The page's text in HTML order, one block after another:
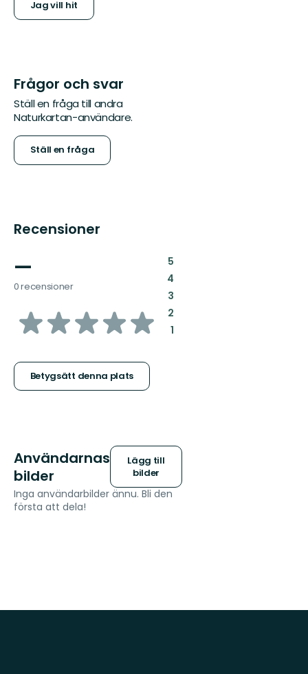
Jag vill hit
Frågor och svar
Ställ en fråga till andra
Naturkartan-användare.
Ställ en fråga
Recensioner
—
0 recensioner
av
stjärnor
Betygsätt denna plats
5:
4:
3:
2:
1:
Användarnas
bilder
Lägg till
bilder
Inga användarbilder ännu. Bli den
första att dela!